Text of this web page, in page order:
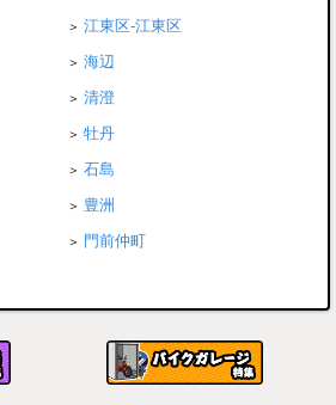
江東区-江東区
海辺
清澄
牡丹
石島
豊洲
門前仲町